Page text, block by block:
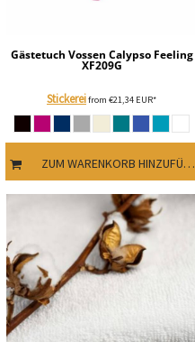
Gästetuch Vossen Calypso Feeling
XF209G
Stickereifrom €21,34 EUR*
ZUM WARENKORB HINZUFÜGEN